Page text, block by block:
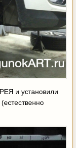
и установили